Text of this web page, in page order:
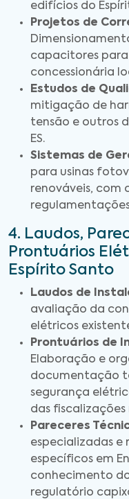
edifícios do
Projetos de
capacitores
concessionária
Estudos de
mitigação de
tensão e outros
ES.
Sistemas de
para usinas
renováveis, com
regulamentações
4. Laudos,
Prontuários
Espírito Santo
Laudos de
avaliação da
elétricos
Prontuários de
Elaboração e
documentação
segurança
das fiscalizações
Pareceres
especializadas e
específicos em
conhecimento
regulatório